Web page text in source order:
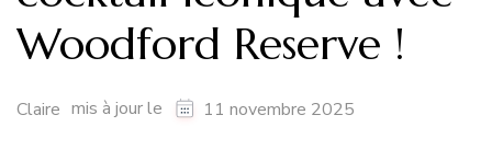
Woodford Reserve !
Claire mis à jour le 11 novembre 2025